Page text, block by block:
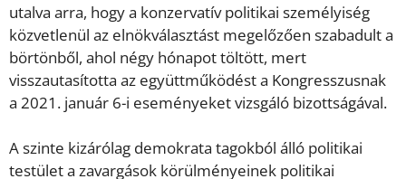
utalva arra, hogy a konzervatív politikai személyiség
közvetlenül az elnökválasztást megelőzően szabadult a
börtönből, ahol négy hónapot töltött, mert
visszautasította az együttműködést a Kongresszusnak
a 2021. január 6-i eseményeket vizsgáló bizottságával.
A szinte kizárólag demokrata tagokból álló politikai
testület a zavargások körülményeinek politikai